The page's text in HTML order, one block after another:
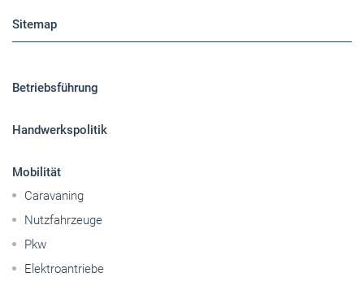
Sitemap
Betriebsführung
Handwerkspolitik
Mobilität
Caravaning
Nutzfahrzeuge
Pkw
Elektroantriebe